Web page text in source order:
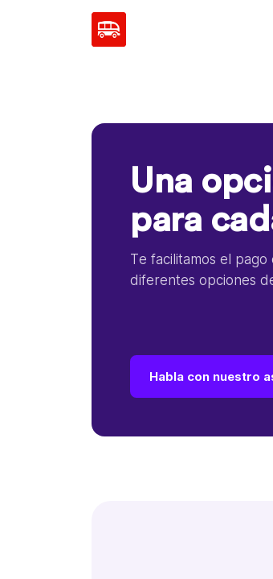
Una
para
Te facilitamos el
diferentes opciones
Habla con nuestro